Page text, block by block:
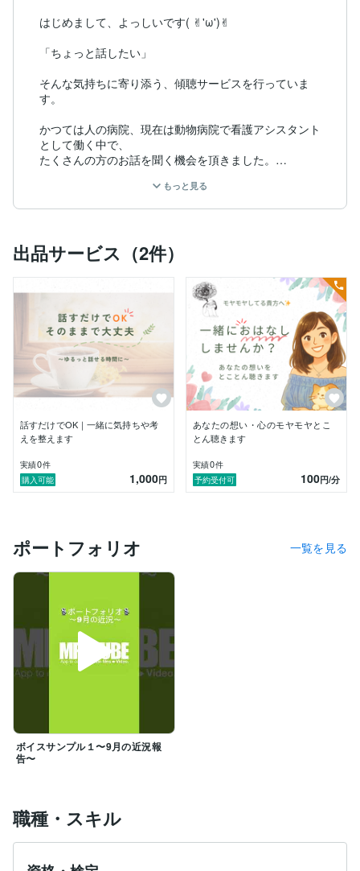
はじめまして、よっしいです( ✌︎'ω')✌︎
「ちょっと話したい」
そんな気持ちに寄り添う、傾聴サービスを行っていま
す。
かつては人の病院、現在は動物病院で看護アシスタント
として働く中で、
たくさんの方のお話を聞く機会を頂きました。
特別なことをしているわけではないのに
そんな風に言っていただくことが多く、
“話すことそのものに、整う力がある”
と感じるようになりました。
このサービスでは、
無理に解決したり、答えを出したりはしません。
ただお話を受け取りながら、
一緒に気持ちや考えを整えていきます。
・モヤモヤしている
・考えを整理したい
そんな時に、気軽に使っていただけたら嬉しいです^o^
・否定せず、そのまま受け取ること
・無理に変えようとしないこと
・安心して話せる空気感
・チャット／通話どちらもOK
・短時間でも大歓迎
・雑談や愚痴もOK
「ちゃんと話さなきゃ」と思わなくて大丈夫です。
そのままのお気持ちを聴かせて頂ければ嬉しいです。
お話できるのを、楽しみにしています٩( 'ω' )و
ちらもぜひチェックしてみてください！
もっと見る
出品サービス（2件）
話すだけでOK｜一緒に気持ちや考
えを整えます
実績0件
購入可能
1,000円
あなたの想い・心のモヤモヤとこ
とん聴きます
実績0件
予約受付可
100円/分
ポートフォリオ 一覧を見る
ボイスサンプル１〜9月の近況報
告〜
職種・スキル